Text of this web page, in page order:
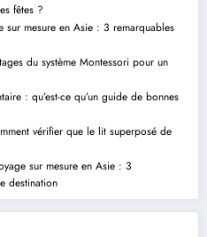
fêtes ?
sur mesure en Asie : 3 remarquables
du système Montessori pour un
: qu’est-ce qu’un guide de bonnes
vérifier que le lit superposé de
sur mesure en Asie : 3
destination